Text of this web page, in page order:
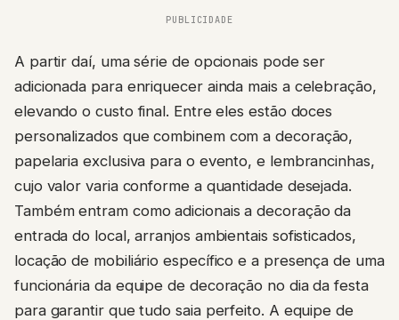
PUBLICIDADE
A partir daí, uma série de opcionais pode ser
adicionada para enriquecer ainda mais a celebração,
elevando o custo final. Entre eles estão doces
personalizados que combinem com a decoração,
papelaria exclusiva para o evento, e lembrancinhas,
cujo valor varia conforme a quantidade desejada.
Também entram como adicionais a decoração da
entrada do local, arranjos ambientais sofisticados,
locação de mobiliário específico e a presença de uma
funcionária da equipe de decoração no dia da festa
para garantir que tudo saia perfeito. A equipe de